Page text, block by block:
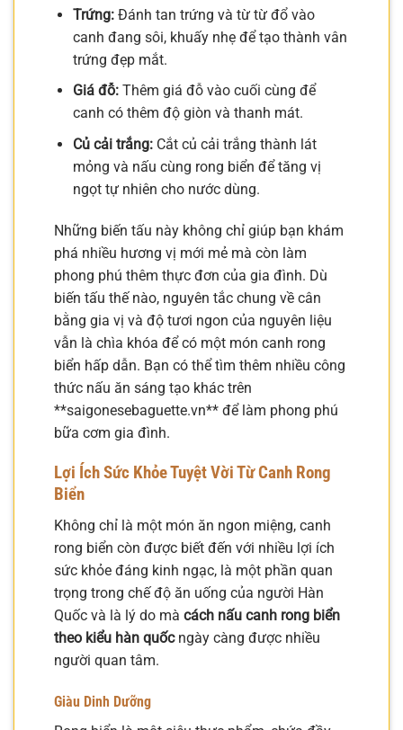
Trứng:Đánh tan trứng và từ từ đổ vào
canh đang sôi, khuấy nhẹ để tạo thành vân
trứng đẹp mắt.
Giá đỗ:Thêm giá đỗ vào cuối cùng để
canh có thêm độ giòn và thanh mát.
Củ cải trắng:Cắt củ cải trắng thành lát
mỏng và nấu cùng rong biển để tăng vị
ngọt tự nhiên cho nước dùng.
Những biến tấu này không chỉ giúp bạn khám
phá nhiều hương vị mới mẻ mà còn làm
phong phú thêm thực đơn của gia đình. Dù
biến tấu thế nào, nguyên tắc chung về cân
bằng gia vị và độ tươi ngon của nguyên liệu
vẫn là chìa khóa để có một món canh rong
biển hấp dẫn. Bạn có thể tìm thêm nhiều công
thức nấu ăn sáng tạo khác trên
**saigonesebaguette.vn** để làm phong phú
bữa cơm gia đình.
Lợi Ích Sức Khỏe Tuyệt Vời Từ Canh Rong
Biển
Không chỉ là một món ăn ngon miệng, canh
rong biển còn được biết đến với nhiều lợi ích
sức khỏe đáng kinh ngạc, là một phần quan
trọng trong chế độ ăn uống của người Hàn
Quốc và là lý do mà cách nấu canh rong biển
theo kiểu hàn quốcngày càng được nhiều
người quan tâm.
Giàu Dinh Dưỡng